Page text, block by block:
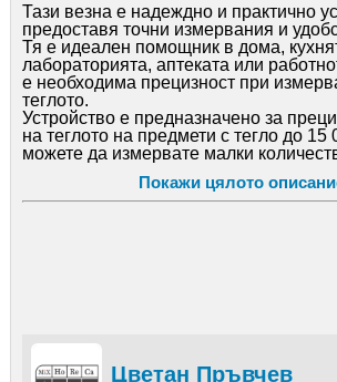
Тази везна е надеждно и практично
предоставя точни измервания и
Тя е идеален помощник в дома,
лабораторията, аптеката или
е необходима прецизност при
теглото.
Устройство е предназначено за
на теглото на предмети с тегло до
можете да измервате малки
грама. За да осигури прецизност и
везната разполага с високопрецизен
като ви позволява да следите
реално време.
Покажи цялото
Цветан Пръвчев